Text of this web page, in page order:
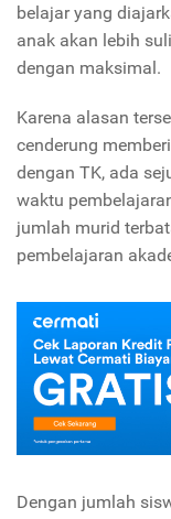
belajar yang
anak akan lebih
dengan maksimal.
Karena alasan
cenderung
dengan TK, ada
waktu
jumlah murid
pembelajaran
Dengan jumlah